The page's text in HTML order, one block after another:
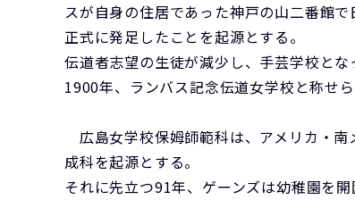
スが自身の住居であった神戸の山二番館
正式に発足したことを起源とする。
伝道者志望の生徒が減少し、手芸学校と
1900年、ランバス記念伝道女学校と称せら
広島女学校保姆師範科は、アメリカ・
成科を起源とする。
それに先立つ91年、ゲーンズは幼稚園を開